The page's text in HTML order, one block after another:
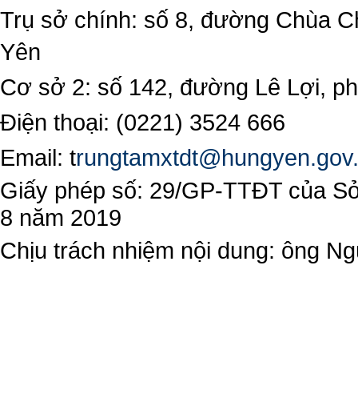
Trụ sở chính: số 8, đường Chùa
Yên
Cơ sở 2: số 142, đường Lê Lợi,
Điện thoại: (0221) 3524 666
Email: t
Giấy phép số: 29/GP-TTĐT của
8 năm 2019
Chịu trách nhiệm nội dung: ông